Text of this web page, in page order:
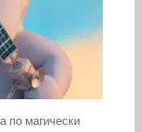
по магически